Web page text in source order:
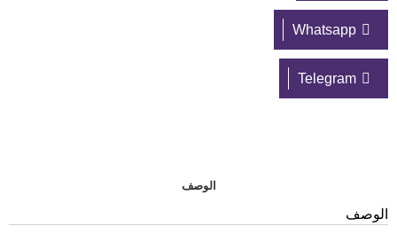
Whatsapp
Telegram
الوصف
الوصف